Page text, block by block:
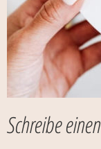
Schreibe